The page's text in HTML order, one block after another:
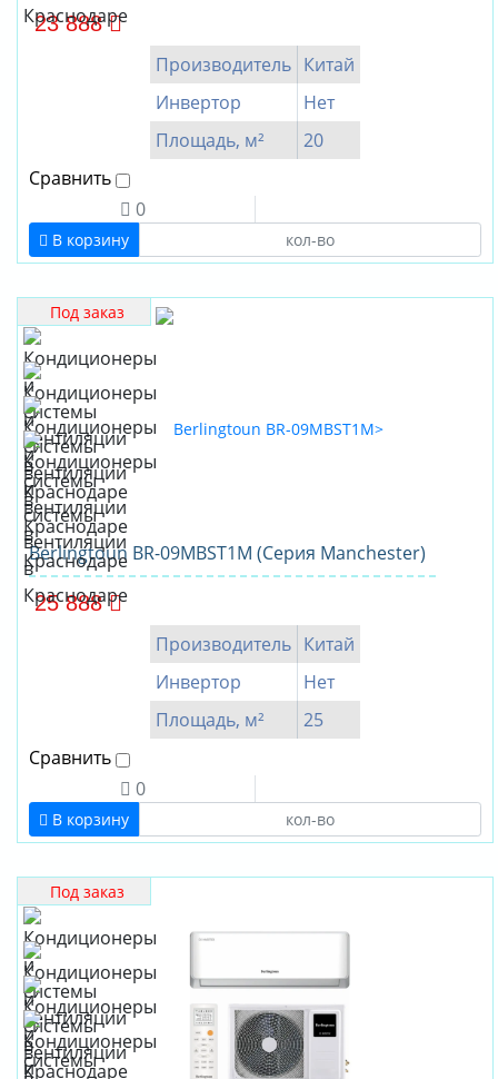
Малайзия
23 888
Производитель Китай
Инвертор
Нет
Площадь, м²
20
Сравнить
0
В корзину
Под заказ
Berlingtoun BR-09MBST1M (Серия Manchester)
25 888
Производитель Китай
Инвертор
Нет
Площадь, м²
25
Сравнить
0
В корзину
Под заказ